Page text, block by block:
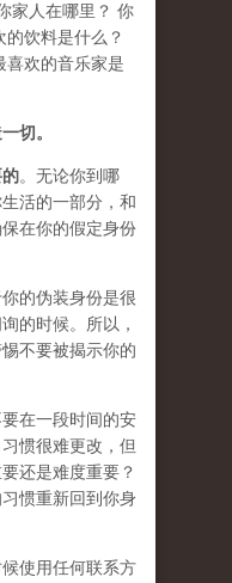
家人在哪里？ 你
饮料是什么？
喜欢的音乐家是
切。
。无论你到哪
活的一部分，和
在你的假定身份
的伪装身份是很
的时候。所以，
不要被揭示你的
在一段时间的安
惯很难更改，但
还是难度重要？
惯重新回到你身
使用任何联系方